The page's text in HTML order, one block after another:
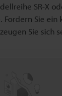
SR-X
Fordern Sie ein
Sie sich